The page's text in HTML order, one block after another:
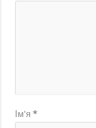
Ім'я*